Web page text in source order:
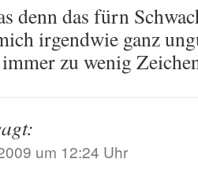
denn das fürn
irgendwie ganz
immer zu wenig
um 12:24 Uhr